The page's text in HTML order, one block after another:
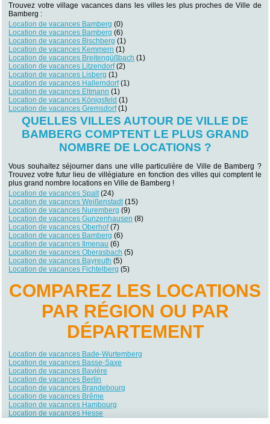
Trouvez votre village vacances dans les villes les plus proches de Ville de
Bamberg :
Location de vacances Bamberg (0)
Location de vacances Bamberg (6)
Location de vacances Bischberg (1)
Location de vacances Kemmern (1)
Location de vacances Breitengüßbach (1)
Location de vacances Litzendorf(2)
Location de vacances Lisberg (1)
Location de vacances Hallerndorf(1)
Location de vacances Eltmann (1)
Location de vacances Königsfeld (1)
Location de vacances Gremsdorf(1)
QUELLES VILLES AUTOUR DE VILLE DE
BAMBERG COMPTENT LE PLUS GRAND
NOMBRE DE LOCATIONS ?
Vous souhaitez séjourner dans une ville particulière de Ville de Bamberg ?
Trouvez votre futur lieu de villégiature en fonction des villes qui comptent le
plus grand nombre locations en Ville de Bamberg !
Location de vacances Spalt(24)
Location de vacances Weißenstadt(15)
Location de vacances Nuremberg (9)
Location de vacances Gunzenhausen (8)
Location de vacances Oberhof(7)
Location de vacances Bamberg (6)
Location de vacances Ilmenau (6)
Location de vacances Oberasbach (5)
Location de vacances Bayreuth (5)
Location de vacances Fichtelberg (5)
COMPAREZ LES LOCATIONS
PAR RÉGION OU PAR
DÉPARTEMENT
Location de vacances Bade-Wurtemberg
Location de vacances Basse-Saxe
Location de vacances Bavière
Location de vacances Berlin
Location de vacances Brandebourg
Location de vacances Brême
Location de vacances Hambourg
Location de vacances Hesse